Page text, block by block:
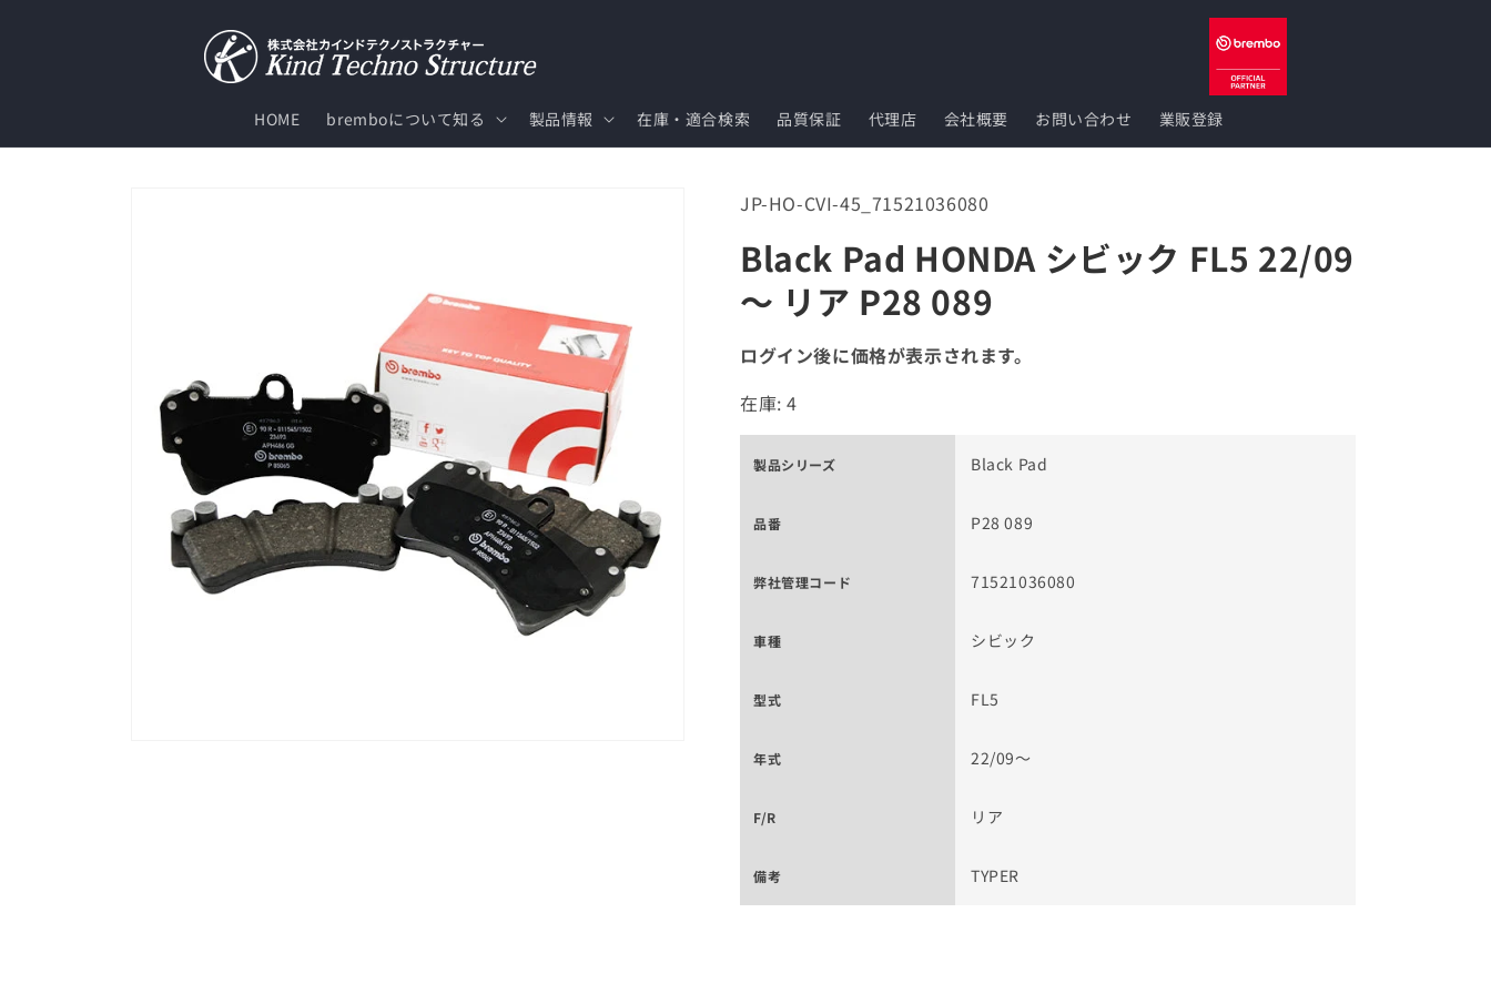
HOME bremboについて知る 製品情報 在庫・適合検索 品質保証 代理店 会社概要 お問い合わせ 業販登録
SKU:
JP-HO-CVI-45_71521036080
Black Pad HONDA シビック FL5 22/09
～ リア P28 089
ログイン後に価格が表示されます。
在庫: 4
製品シリーズ Black Pad
品番 P28 089
弊社管理コード 71521036080
車種 シビック
型式 FL5
年式 22/09～
F/R リア
備考 TYPER